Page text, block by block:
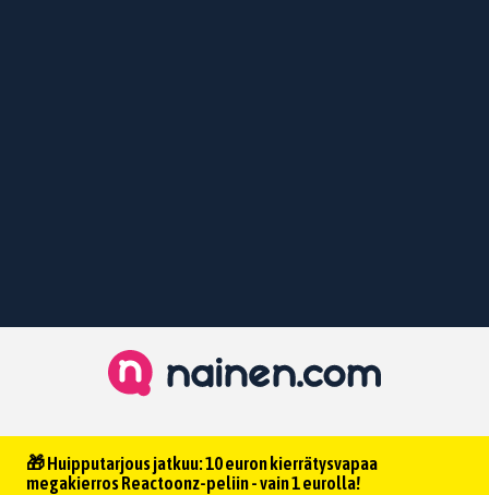
🎁 Huipputarjous jatkuu: 10 euron kierrätysvapaa
megakierros Reactoonz-peliin - vain 1 eurolla!